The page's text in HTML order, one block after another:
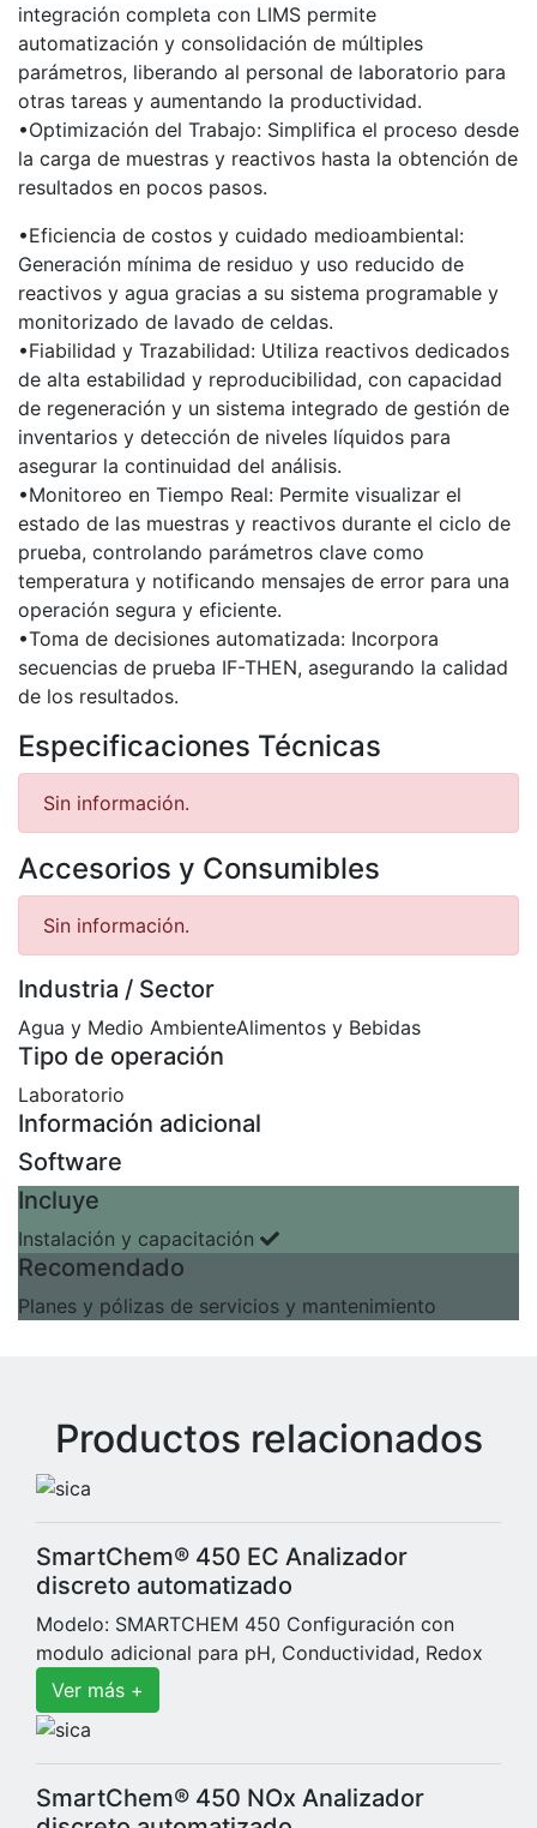
integración completa con LIMS permite
automatización y consolidación de múltiples
parámetros, liberando al personal de laboratorio para
otras tareas y aumentando la productividad.
•Optimización del Trabajo: Simplifica el proceso desde
la carga de muestras y reactivos hasta la obtención de
resultados en pocos pasos.
•Eficiencia de costos y cuidado medioambiental:
Generación mínima de residuo y uso reducido de
reactivos y agua gracias a su sistema programable y
monitorizado de lavado de celdas.
•Fiabilidad y Trazabilidad: Utiliza reactivos dedicados
de alta estabilidad y reproducibilidad, con capacidad
de regeneración y un sistema integrado de gestión de
inventarios y detección de niveles líquidos para
asegurar la continuidad del análisis.
•Monitoreo en Tiempo Real: Permite visualizar el
estado de las muestras y reactivos durante el ciclo de
prueba, controlando parámetros clave como
temperatura y notificando mensajes de error para una
operación segura y eficiente.
•Toma de decisiones automatizada: Incorpora
secuencias de prueba IF-THEN, asegurando la calidad
de los resultados.
Especificaciones Técnicas
Sin información.
Accesorios y Consumibles
Sin información.
Industria / Sector
Agua y Medio AmbienteAlimentos y Bebidas
Tipo de operación
Laboratorio
Información adicional
Software
Incluye
Instalación y capacitación
Recomendado
Planes y pólizas de servicios y mantenimiento
Productos relacionados
SmartChem® 450 EC Analizador
discreto automatizado
Modelo: SMARTCHEM 450 Configuración con
modulo adicional para pH, Conductividad, Redox
Ver más +
SmartChem® 450 NOx Analizador